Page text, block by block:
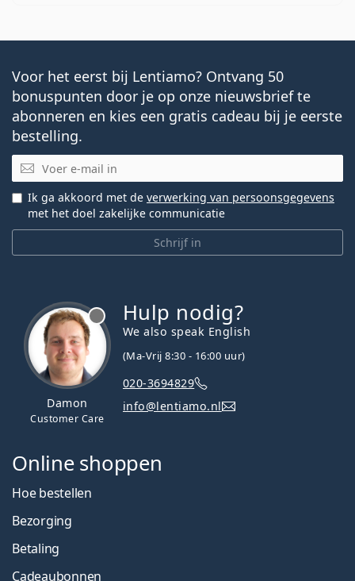
Voor het eerst bij Lentiamo? Ontvang 50
bonuspunten door je op onze nieuwsbrief te
abonneren en kies een gratis cadeau bij je eerste
bestelling.
E-mail
Schrijf in
Ik ga akkoord met de verwerking van persoonsgegevens
met het doel zakelijke communicatie
Damon
Customer Care
Hulp nodig?
We also speak English
(Ma-Vrij 8:30 - 16:00 uur)
020-3694829
info@lentiamo.nl
Online shoppen
Hoe bestellen
Bezorging
Betaling
Cadeaubonnen